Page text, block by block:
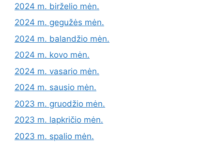
2024 m. birželio mėn.
2024 m. gegužės mėn.
2024 m. balandžio mėn.
2024 m. kovo mėn.
2024 m. vasario mėn.
2024 m. sausio mėn.
2023 m. gruodžio mėn.
2023 m. lapkričio mėn.
2023 m. spalio mėn.